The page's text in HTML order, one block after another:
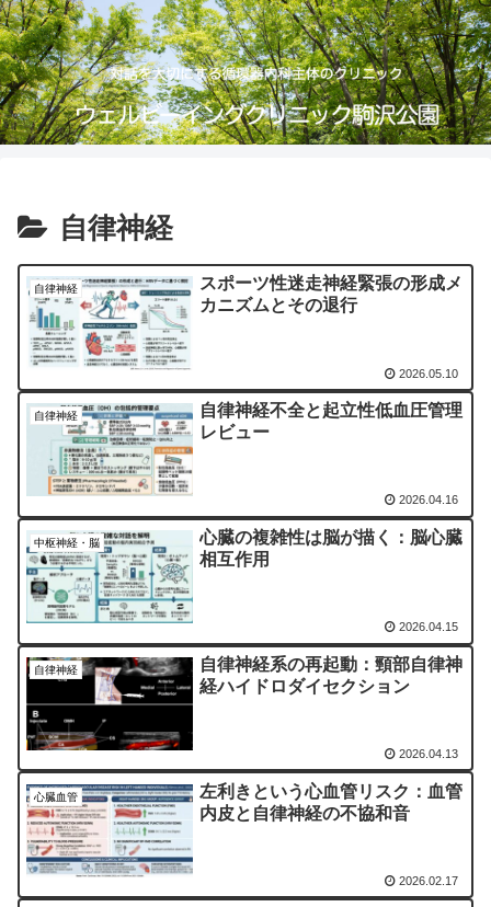
自律神経
自律神経
スポーツ性迷走神経緊張の形成メ
カニズムとその退行
2026.05.10
自律神経
自律神経不全と起立性低血圧管理
レビュー
2026.04.16
中枢神経・脳
心臓の複雑性は脳が描く：脳心臓
相互作用
2026.04.15
自律神経
自律神経系の再起動：頸部自律神
経ハイドロダイセクション
2026.04.13
心臓血管
左利きという心血管リスク：血管
内皮と自律神経の不協和音
2026.02.17